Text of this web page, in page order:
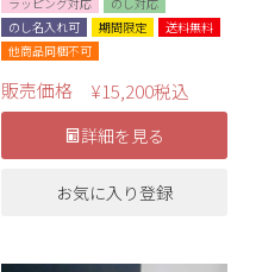
のし名入れ可
期間限定
送料無料
他商品同梱不可
販売価格 ¥15,200税込
詳細を見る
お気に入り登録